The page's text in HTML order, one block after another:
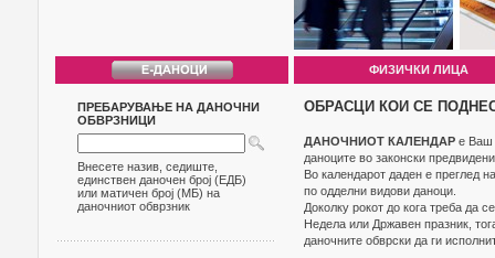
ФИЗИЧКИ ЛИЦА
ПРЕБАРУВАЊЕ НА ДАНОЧНИ
ОБВРЗНИЦИ
Внесете назив, седиште,
единствен даночен број (ЕДБ)
или матичен број (МБ) на
даночниот обврзник
ОБРАСЦИ КОИ СЕ
ДАНОЧНИОТ КАЛЕНДАР е Ваш
даноците во законски
Во календарот даден е преглед
по одделни видови даноци.
Доколку рокот до кога треба да
Недела или Државен празник,
даночните обврски да ги